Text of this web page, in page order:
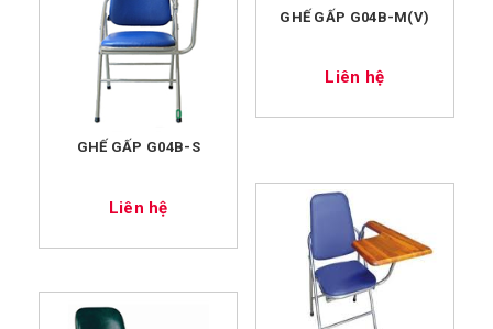
GHẾ GẤP G04B-M(V)
Liên hệ
GHẾ GẤP G04B-S
Liên hệ